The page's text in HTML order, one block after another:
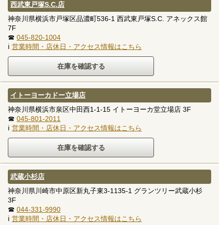
西武東戸塚S.C.店
神奈川県横浜市戸塚区品濃町536-1 西武東戸塚S.C. アネックス館
7F
☎ 045-820-1004
ℹ 営業時間・店休日・アクセス情報はこちら
イトーヨーカドー立場店
神奈川県横浜市泉区中田西1-1-15 イトーヨーカ堂立場店 3F
☎ 045-801-2011
ℹ 営業時間・店休日・アクセス情報はこちら
武蔵小杉店
神奈川県川崎市中原区新丸子東3-1135-1 グランツリー武蔵小杉
3F
☎ 044-331-9990
ℹ 営業時間・店休日・アクセス情報はこちら